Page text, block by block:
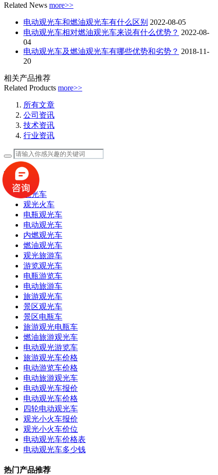
Related News more>>
电动观光车和燃油观光车有什么区别 2022-08-05
电动观光车相对燃油观光车来说有什么优势？ 2022-08-
04
电动观光车及燃油观光车有哪些优势和劣势？ 2018-11-
20
相关产品推荐
Related Products more>>
所有文章
公司资讯
技术资讯
行业资讯
热搜标签
观光车
观光火车
电瓶观光车
电动观光车
内燃观光车
燃油观光车
观光旅游车
游览观光车
电瓶游览车
电动旅游车
旅游观光车
景区观光车
景区电瓶车
旅游观光电瓶车
燃油旅游观光车
电动观光游览车
旅游观光车价格
电动游览车价格
电动旅游观光车
电动观光车报价
电动观光车价格
四轮电动观光车
观光小火车报价
观光小火车价位
电动观光车价格表
电动观光车多少钱
热门产品推荐